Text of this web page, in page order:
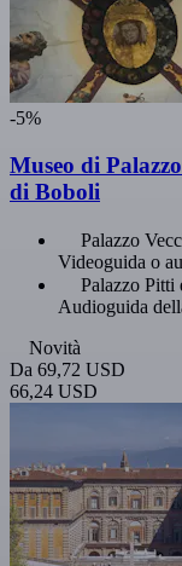
-5%
Museo di
di Boboli
Palazzo
Videoguida o
Palazzo Pitti
Audioguida
Novità
Da 69,72 USD
66,24 USD